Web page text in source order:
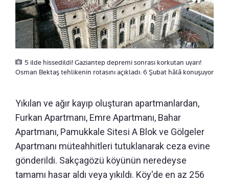
5 ilde hissedildi! Gaziantep depremi sonrası korkutan uyarı!
Osman Bektaş tehlikenin rotasını açıkladı: 6 Şubat hâlâ konuşuyor
Yıkılan ve ağır kayıp oluşturan apartmanlardan,
Furkan Apartmanı, Emre Apartmanı, Bahar
Apartmanı, Pamukkale Sitesi A Blok ve Gölgeler
Apartmanı müteahhitleri tutuklanarak ceza evine
gönderildi. Sakçagözü köyünün neredeyse
tamamı hasar aldı veya yıkıldı. Köy'de en az 256